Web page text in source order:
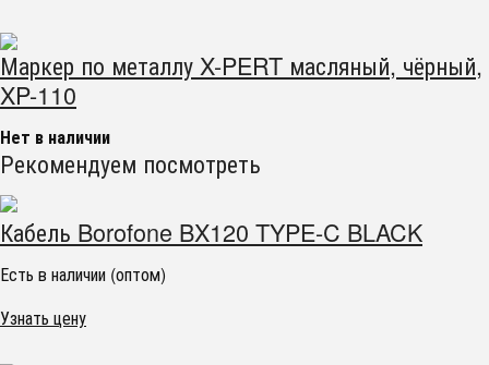
Маркер по металлу X-PERT масляный, чёрный,
XP-110
Нет в наличии
Рекомендуем посмотреть
Кабель Borofone BX120 TYPE-C BLACK
Есть в наличии (оптом)
Узнать цену